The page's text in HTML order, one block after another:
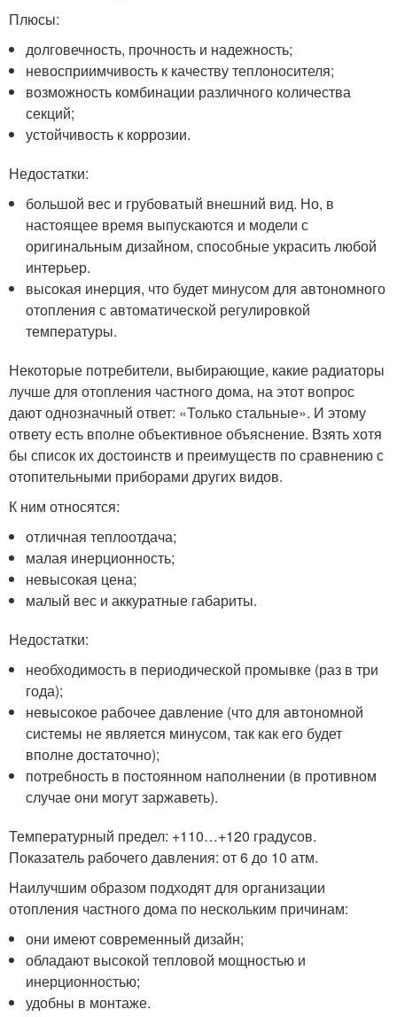
Плюсы:
долговечность, прочность и надежность;
невосприимчивость к качеству теплоносителя;
возможность комбинации различного количества
секций;
устойчивость к коррозии.
Недостатки:
большой вес и грубоватый внешний вид. Но, в
настоящее время выпускаются и модели с
оригинальным дизайном, способные украсить любой
интерьер.
высокая инерция, что будет минусом для автономного
отопления с автоматической регулировкой
температуры.
Некоторые потребители, выбирающие, какие радиаторы
лучше для отопления частного дома, на этот вопрос
дают однозначный ответ: «Только стальные». И этому
ответу есть вполне объективное объяснение. Взять хотя
бы список их достоинств и преимуществ по сравнению с
отопительными приборами других видов.
К ним относятся:
отличная теплоотдача;
малая инерционность;
невысокая цена;
малый вес и аккуратные габариты.
Недостатки:
необходимость в периодической промывке (раз в три
года);
невысокое рабочее давление (что для автономной
системы не является минусом, так как его будет
вполне достаточно);
потребность в постоянном наполнении (в противном
случае они могут заржаветь).
Температурный предел: +110…+120 градусов.
Показатель рабочего давления: от 6 до 10 атм.
Наилучшим образом подходят для организации
отопления частного дома по нескольким причинам:
они имеют современный дизайн;
обладают высокой тепловой мощностью и
инерционностью;
удобны в монтаже.